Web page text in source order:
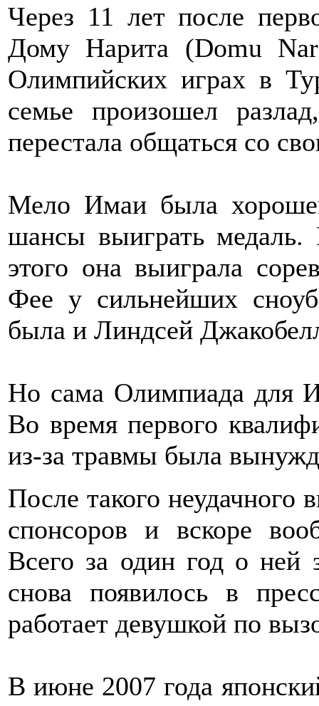
Через 11 лет после
Дому Нарита (Domu
Олимпийских играх в
семье произошел
перестала общаться со
Мело Имаи была
шансы выиграть медаль.
этого она выиграла
Фее у сильнейших
была и Линдсей
Но сама Олимпиада для
Во время первого
из-за травмы была
После такого неудачного
спонсоров и вскоре
Всего за один год о ней
снова появилось в
работает девушкой по
В июне 2007 года